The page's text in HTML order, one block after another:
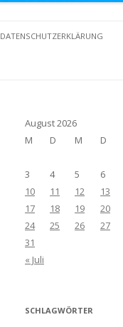
DATENSCHUTZERKLÄRUNG
August 2026
M
D M D
3
4 5 6
10
11 12 13
17
18 19 20
24
25 26 27
31
« Juli
SCHLAGWÖRTER